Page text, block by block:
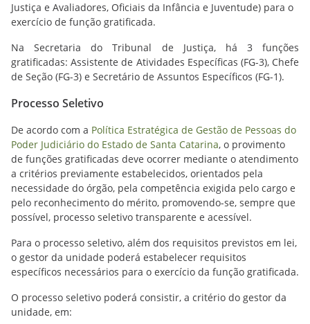
Justiça e Avaliadores, Oficiais da Infância e Juventude) para o
exercício de função gratificada.
Na Secretaria do Tribunal de Justiça, há 3 funções
gratificadas: Assistente de Atividades Específicas (FG-3), Chefe
de Seção (FG-3) e Secretário de Assuntos Específicos (FG-1).
Processo Seletivo
De acordo com a Política Estratégica de Gestão de Pessoas do
Poder Judiciário do Estado de Santa Catarina, o provimento
de funções gratificadas deve ocorrer mediante o atendimento
a critérios previamente estabelecidos, orientados pela
necessidade do órgão, pela competência exigida pelo cargo e
pelo reconhecimento do mérito, promovendo-se, sempre que
possível, processo seletivo transparente e acessível.
Para o processo seletivo, além dos requisitos previstos em lei,
o gestor da unidade poderá estabelecer requisitos
específicos necessários para o exercício da função gratificada.
O processo seletivo poderá consistir, a critério do gestor da
unidade, em: